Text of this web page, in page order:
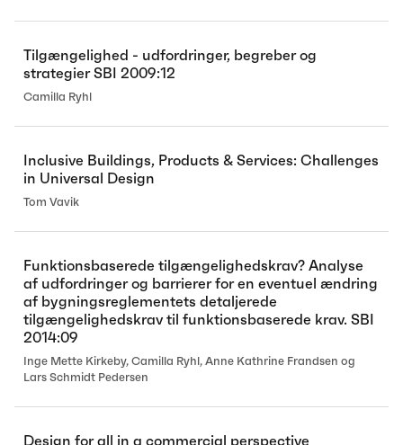
Tilgængelighed - udfordringer, begreber og
strategier SBI 2009:12
Camilla Ryhl
Inclusive Buildings, Products & Services: Challenges
in Universal Design
Tom Vavik
Funktionsbaserede tilgængelighedskrav? Analyse
af udfordringer og barrierer for en eventuel ændring
af bygningsreglementets detaljerede
tilgængelighedskrav til funktionsbaserede krav. SBI
2014:09
Inge Mette Kirkeby, Camilla Ryhl, Anne Kathrine Frandsen og
Lars Schmidt Pedersen
Design for all in a commercial perspective